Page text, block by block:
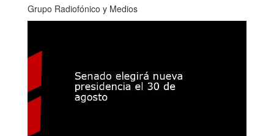
Grupo Radiofónico y Medios